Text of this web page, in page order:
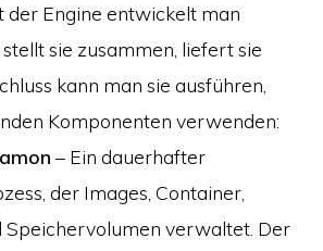
Engine entwickelt man
sie zusammen, liefert sie
kann man sie ausführen,
Komponenten verwenden:
– Ein dauerhafter
der Images, Container,
verwaltet. Der